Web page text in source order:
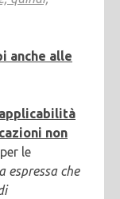
anche alle
non
le
espressa che